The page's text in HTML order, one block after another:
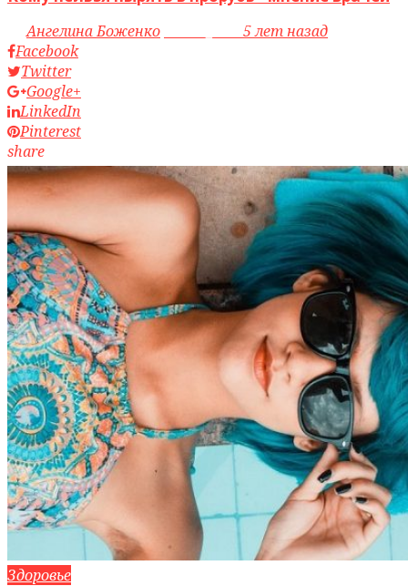
byАнгелина Боженко
5 лет назад
Facebook
Twitter
Google+
LinkedIn
Pinterest
share
Здоровье